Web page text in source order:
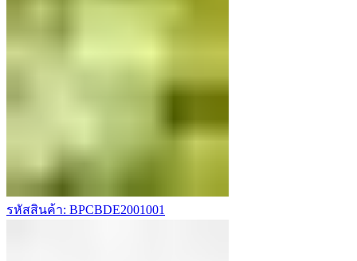
รหัสสินค้า: BPCBDE2001001